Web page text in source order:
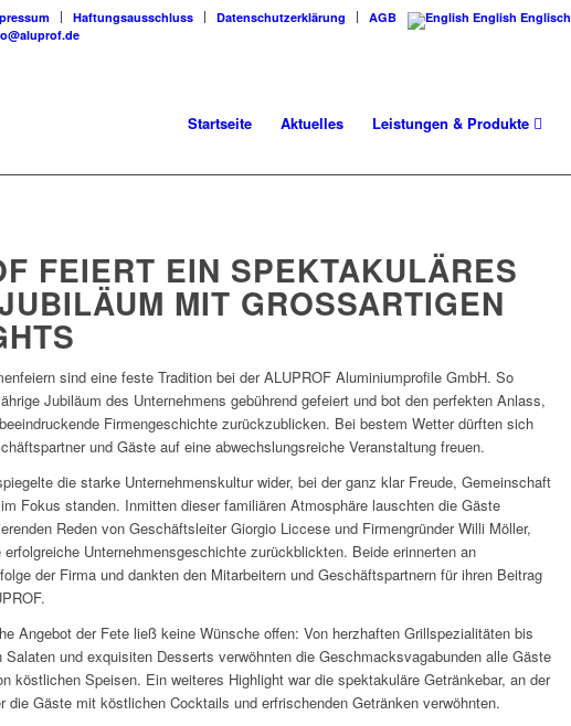
Haftungsausschluss Datenschutzerklärung AGB English Englisch
Startseite Aktuelles Leistungen & Produkte
FEIERT EIN SPEKTAKULÄRES
MIT GROSSARTIGEN H
sind eine feste Tradition bei der ALUPROF Aluminiumprofile GmbH. So
Jubiläum des Unternehmens gebührend gefeiert und bot den perfekten Anlass,
Firmengeschichte zurückzublicken. Bei bestem Wetter dürften sich
und Gäste auf eine abwechslungsreiche Veranstaltung freuen.
die starke Unternehmenskultur wider, bei der ganz klar Freude, Gemeinschaft
Fokus standen. Inmitten dieser familiären Atmosphäre lauschten die Gäste
Reden von Geschäftsleiter Giorgio Liccese und Firmengründer Willi Möller,
Unternehmensgeschichte zurückblickten. Beide erinnerten an
der Firma und dankten den Mitarbeitern und Geschäftspartnern für ihren Beitrag
Angebot der Fete ließ keine Wünsche offen: Von herzhaften Grillspezialitäten bis
Salaten und exquisiten Desserts verwöhnten die Geschmacksvagabunden alle Gäste
köstlichen Speisen. Ein weiteres Highlight war die spektakuläre Getränkebar, an der
die Gäste mit köstlichen Cocktails und erfrischenden Getränken verwöhnten.